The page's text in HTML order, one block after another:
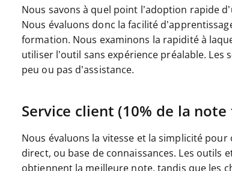
Nous savons à quel point l’adoption rapide
Nous évaluons donc la facilité
formation. Nous examinons la rapidité à
utiliser l’outil sans expérience préalable.
peu ou pas d’assistance.
Service client (10% de la note
Nous évaluons la vitesse et la simplicité
direct, ou base de connaissances. Les outils
obtiennent la meilleure note, tandis que les